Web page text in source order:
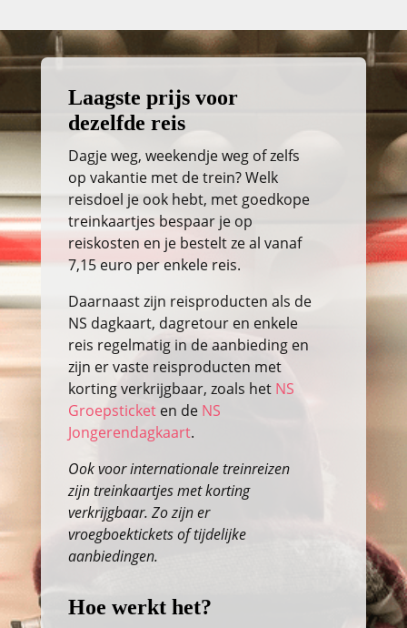
Laagste prijs voor
dezelfde reis
Dagje weg, weekendje weg of zelfs
op vakantie met de trein? Welk
reisdoel je ook hebt, met goedkope
treinkaartjes bespaar je op
reiskosten en je bestelt ze al vanaf
7,15 euro per enkele reis.
Daarnaast zijn reisproducten als de
NS dagkaart, dagretour en enkele
reis regelmatig in de aanbieding en
zijn er vaste reisproducten met
korting verkrijgbaar, zoals het NS
Groepsticketen de NS
Jongerendagkaart.
Ook voor internationale treinreizen
zijn treinkaartjes met korting
verkrijgbaar. Zo zijn er
vroegboektickets of tijdelijke
aanbiedingen.
Hoe werkt het?